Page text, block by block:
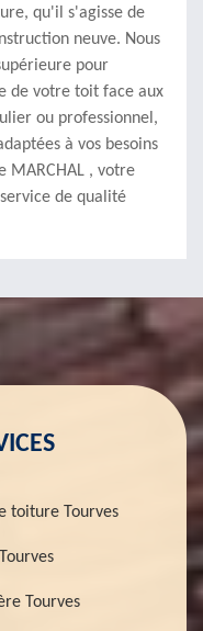
qu'il s'agisse de
neuve. Nous
pour
de votre toit face aux
ou professionnel,
à vos besoins
MARCHAL , votre
de qualité
toiture Tourves
Tourves